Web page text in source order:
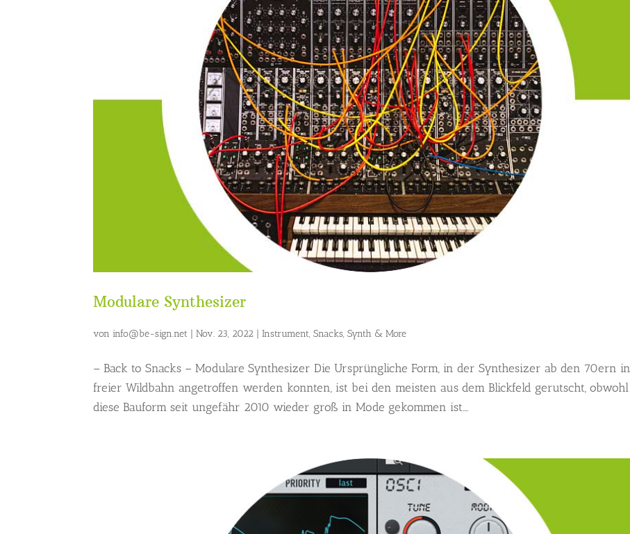
Modulare Synthesizer
von info@be-sign.net |Nov. 23, 2022 |Instrument,Snacks,Synth & More
– Back to Snacks – Modulare Synthesizer Die Ursprüngliche Form, in der Synthesizer ab den 70ern in
freier Wildbahn angetroffen werden konnten, ist bei den meisten aus dem Blickfeld gerutscht, obwohl
diese Bauform seit ungefähr 2010 wieder groß in Mode gekommen ist....